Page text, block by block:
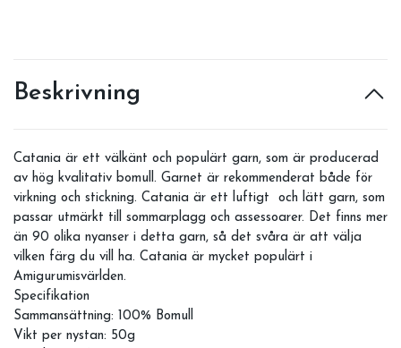
Beskrivning
Catania är ett välkänt och populärt garn, som är producerad
av hög kvalitativ bomull. Garnet är rekommenderat både för
virkning och stickning. Catania är ett luftigt och lätt garn, som
passar utmärkt till sommarplagg och assessoarer. Det finns mer
än 90 olika nyanser i detta garn, så det svåra är att välja
vilken färg du vill ha. Catania är mycket populärt i
Amigurumisvärlden.
Specifikation
Sammansättning: 100% Bomull
Vikt per nystan: 50g